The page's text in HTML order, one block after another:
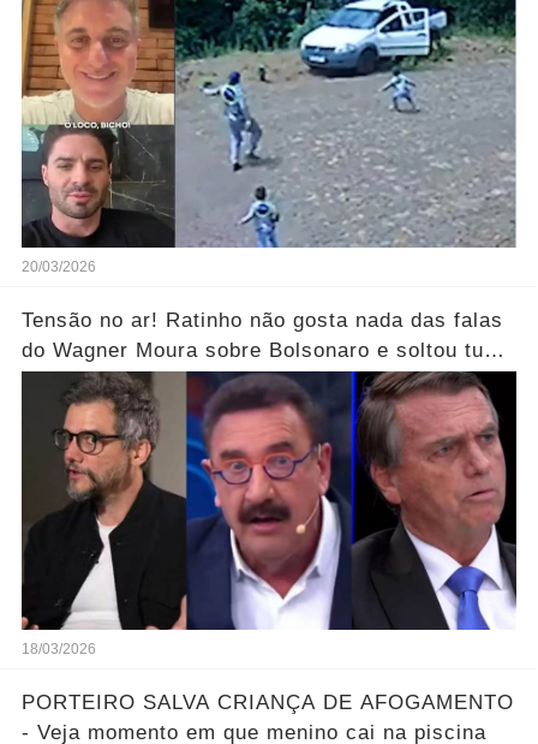
20/03/2026
Tensão no ar! Ratinho não gosta nada das falas
do Wagner Moura sobre Bolsonaro e soltou tudo
sem filtro.... Veja o vídeo
18/03/2026
PORTEIRO SALVA CRIANÇA DE AFOGAMENTO
- Veja momento em que menino cai na piscina